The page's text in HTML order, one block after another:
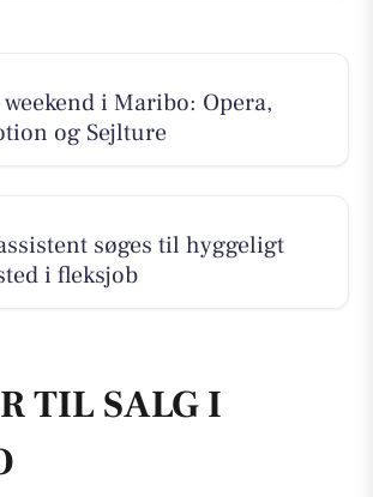
i Maribo: Opera,
og Sejlture
søges til hyggeligt
i fleksjob
TIL SALG I